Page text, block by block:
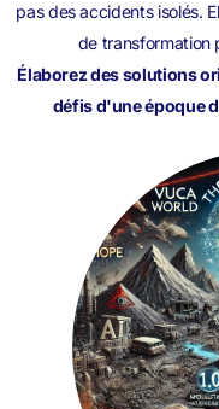
pas des accidents isolés.
de transformation
Élaborez des solutions
défis d'une époque